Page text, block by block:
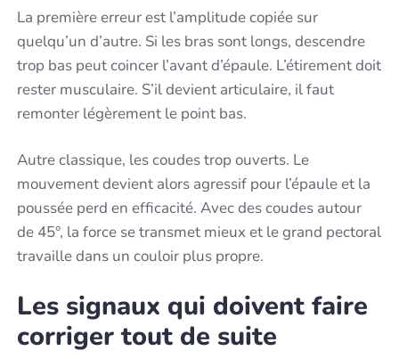
La première erreur est l’amplitude copiée sur
quelqu’un d’autre. Si les bras sont longs, descendre
trop bas peut coincer l’avant d’épaule. L’étirement doit
rester musculaire. S’il devient articulaire, il faut
remonter légèrement le point bas.
Autre classique, les coudes trop ouverts. Le
mouvement devient alors agressif pour l’épaule et la
poussée perd en efficacité. Avec des coudes autour
de 45°, la force se transmet mieux et le grand pectoral
travaille dans un couloir plus propre.
Les signaux qui doivent faire
corriger tout de suite